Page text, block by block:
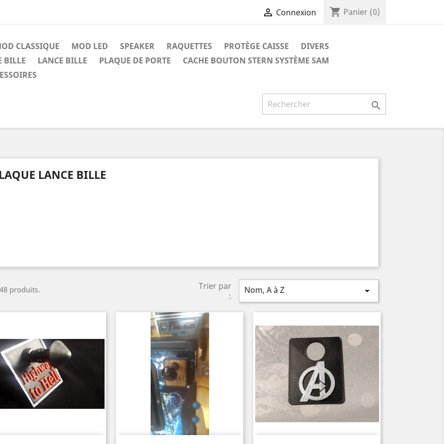
 Connexion shopping_cart Panier (0)
CLASSIQUE MOD LED SPEAKER RAQUETTES PROTÈGE CAISSE
DIVERS
BILLE
LANCE BILLE PLAQUE DE PORTE
CACHE BOUTON STERN SYSTÈME SAM

LANCE BILLE
produits.
Trier par
:
Nom, A à Z 